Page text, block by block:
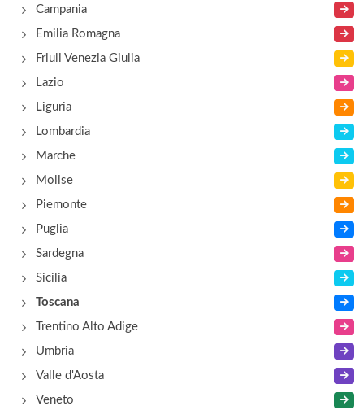
via Aggiunti Niccolò 83, Sansepolcro
Al Principe
Campania
Emilia Romagna
Friuli Venezia Giulia
Lazio
Liguria
Lombardia
Marche
Molise
Piemonte
Puglia
Sardegna
Sicilia
Toscana
Trentino Alto Adige
Umbria
Valle d'Aosta
Veneto